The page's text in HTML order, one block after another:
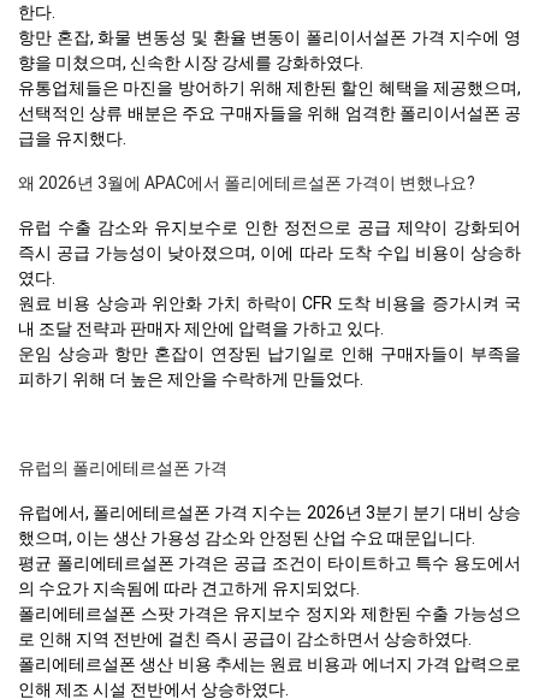
한다.
항만 혼잡, 화물 변동성 및 환율 변동이 폴리이서설폰 가격 지수에 영
향을 미쳤으며, 신속한 시장 강세를 강화하였다.
유통업체들은 마진을 방어하기 위해 제한된 할인 혜택을 제공했으며,
선택적인 상류 배분은 주요 구매자들을 위해 엄격한 폴리이서설폰 공
급을 유지했다.
왜 2026년 3월에 APAC에서 폴리에테르설폰 가격이 변했나요?
유럽 수출 감소와 유지보수로 인한 정전으로 공급 제약이 강화되어
즉시 공급 가능성이 낮아졌으며, 이에 따라 도착 수입 비용이 상승하
였다.
원료 비용 상승과 위안화 가치 하락이 CFR 도착 비용을 증가시켜 국
내 조달 전략과 판매자 제안에 압력을 가하고 있다.
운임 상승과 항만 혼잡이 연장된 납기일로 인해 구매자들이 부족을
피하기 위해 더 높은 제안을 수락하게 만들었다.
유럽의 폴리에테르설폰 가격
유럽에서, 폴리에테르설폰 가격 지수는 2026년 3분기 분기 대비 상승
했으며, 이는 생산 가용성 감소와 안정된 산업 수요 때문입니다.
평균 폴리에테르설폰 가격은 공급 조건이 타이트하고 특수 용도에서
의 수요가 지속됨에 따라 견고하게 유지되었다.
폴리에테르설폰 스팟 가격은 유지보수 정지와 제한된 수출 가능성으
로 인해 지역 전반에 걸친 즉시 공급이 감소하면서 상승하였다.
폴리에테르설폰 생산 비용 추세는 원료 비용과 에너지 가격 압력으로
인해 제조 시설 전반에서 상승하였다.